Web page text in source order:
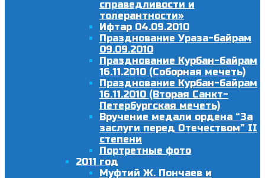
справедливости и
толерантности»
Ифтар 04.09.2010
Празднование Ураза-байрам
09.09.2010
Празднование Курбан-байрам
16.11.2010 (Соборная мечеть)
Празднование Курбан-байрам
16.11.2010 (Вторая Санкт-
Петербургская мечеть)
Вручение медали ордена “За
заслуги перед Отечеством” II
степени
Портретные фото
2011 год
Муфтий Ж. Пончаев и